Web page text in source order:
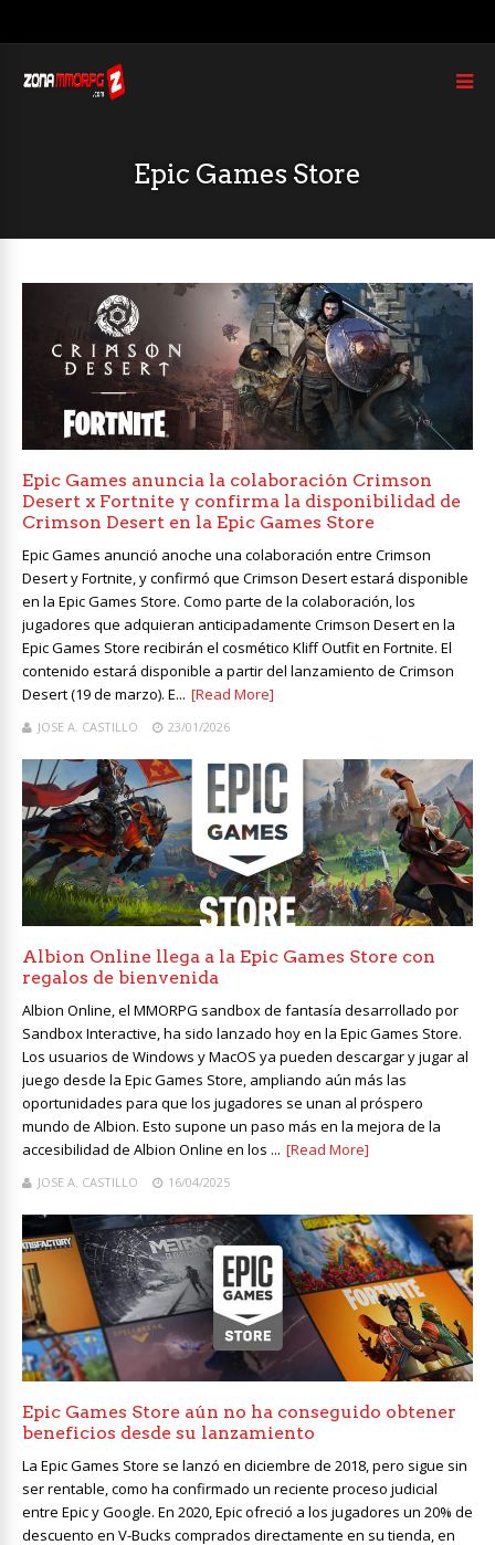
Epic Games Store
Epic Games anuncia la colaboración Crimson
Desert x Fortnite y confirma la disponibilidad de
Crimson Desert en la Epic Games Store
Epic Games anunció anoche una colaboración entre Crimson
Desert y Fortnite, y confirmó que Crimson Desert estará disponible
en la Epic Games Store. Como parte de la colaboración, los
jugadores que adquieran anticipadamente Crimson Desert en la
Epic Games Store recibirán el cosmético Kliff Outfit en Fortnite. El
contenido estará disponible a partir del lanzamiento de Crimson
Desert (19 de marzo). E... [Read More]
JOSE A. CASTILLO 23/01/2026
Albion Online llega a la Epic Games Store con
regalos de bienvenida
Albion Online, el MMORPG sandbox de fantasía desarrollado por
Sandbox Interactive, ha sido lanzado hoy en la Epic Games Store.
Los usuarios de Windows y MacOS ya pueden descargar y jugar al
juego desde la Epic Games Store, ampliando aún más las
oportunidades para que los jugadores se unan al próspero
mundo de Albion. Esto supone un paso más en la mejora de la
accesibilidad de Albion Online en los ... [Read More]
JOSE A. CASTILLO 16/04/2025
Epic Games Store aún no ha conseguido obtener
beneficios desde su lanzamiento
La Epic Games Store se lanzó en diciembre de 2018, pero sigue sin
ser rentable, como ha confirmado un reciente proceso judicial
entre Epic y Google. En 2020, Epic ofreció a los jugadores un 20% de
descuento en V-Bucks comprados directamente en su tienda, en